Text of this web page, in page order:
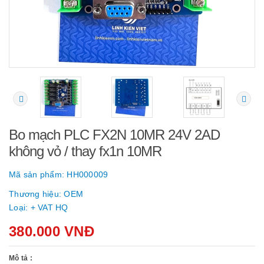
Bo mạch PLC FX2N 10MR 24V 2AD
không vỏ / thay fx1n 10MR
Mã sản phẩm: HH000009
Thương hiệu:OEM
Loại: + VAT HQ
380.000 VNĐ
Mô tả :